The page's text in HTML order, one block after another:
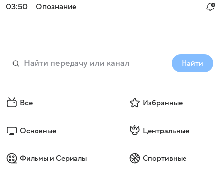
03:50
Опознание
Найти
Все Избранные
Основные Центральные
Фильмы и Сериалы Спортивные